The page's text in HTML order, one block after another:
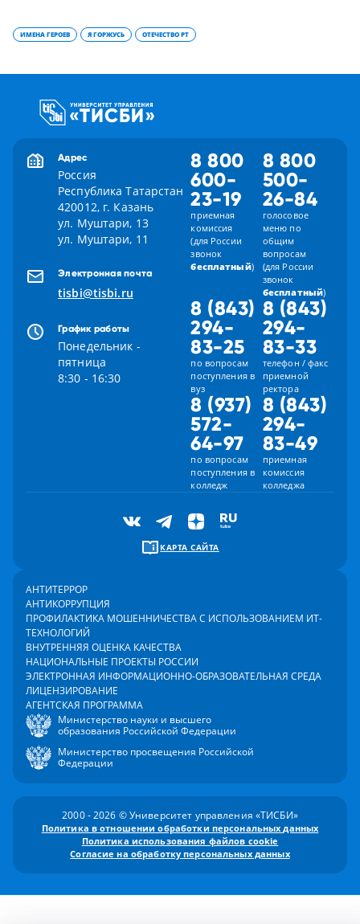
ИМЕНА ГЕРОЕВ Я ГОРЖУСЬ ОТЕЧЕСТВО РТ
Адрес
Россия
Республика Татарстан
420012, г. Казань
ул. Муштари, 13
ул. Муштари, 11
Электронная почта
tisbi@tisbi.ru
График работы
Понедельник -
пятница
8:30 - 16:30
8 800
600-
23-19
приемная
комиссия
(для России
звонок
бесплатный)
8 800
500-
26-84
голосовое
меню по
общим
вопросам
(для России
звонок
бесплатный)
8 (843)
294-
83-25
по вопросам
поступления в
вуз
8 (843)
294-
83-33
телефон / факс
приемной
ректора
8 (937)
572-
64-97
по вопросам
поступления в
колледж
8 (843)
294-
83-49
приемная
комиссия
колледжа
КАРТА САЙТА
АНТИТЕРРОР
АНТИКОРРУПЦИЯ
ПРОФИЛАКТИКА МОШЕННИЧЕСТВА С ИСПОЛЬЗОВАНИЕМ ИТ-
ТЕХНОЛОГИЙ
ВНУТРЕННЯЯ ОЦЕНКА КАЧЕСТВА
НАЦИОНАЛЬНЫЕ ПРОЕКТЫ РОССИИ
ЭЛЕКТРОННАЯ ИНФОРМАЦИОННО-ОБРАЗОВАТЕЛЬНАЯ СРЕДА
ЛИЦЕНЗИРОВАНИЕ
АГЕНТСКАЯ ПРОГРАММА
Министерство науки и высшего
образования Российской Федерации
Министерство просвещения Российской
Федерации
2000 - 2026 © Университет управления «ТИСБИ»
Политика в отношении обработки персональных данных
Политика использования файлов cookie
Согласие на обработку персональных данных